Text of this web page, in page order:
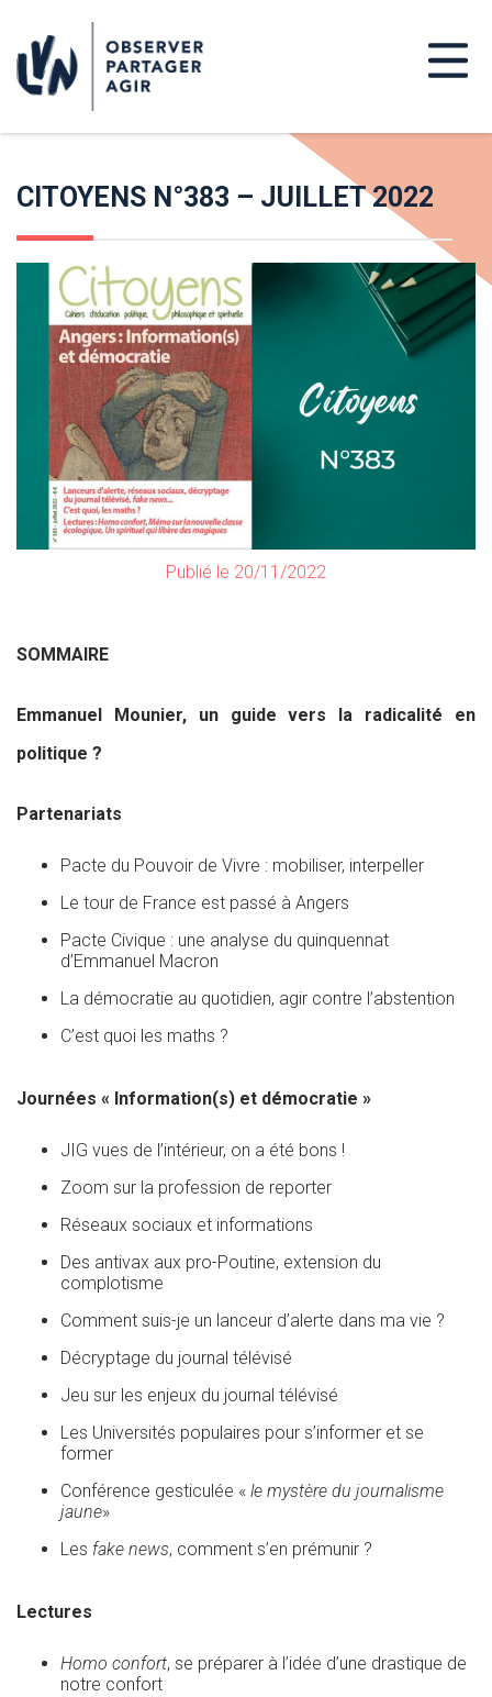
CITOYENS N°383 – JUILLET 2022
Publié le 20/11/2022
SOMMAIRE
Emmanuel Mounier, un guide vers la radicalité en
politique ?
Partenariats
Pacte du Pouvoir de Vivre : mobiliser, interpeller
Le tour de France est passé à Angers
Pacte Civique : une analyse du quinquennat
d’Emmanuel Macron
La démocratie au quotidien, agir contre l’abstention
C’est quoi les maths ?
Journées « Information(s) et démocratie »
JIG vues de l’intérieur, on a été bons !
Zoom sur la profession de reporter
Réseaux sociaux et informations
Des antivax aux pro-Poutine, extension du
complotisme
Comment suis-je un lanceur d’alerte dans ma vie ?
Décryptage du journal télévisé
Jeu sur les enjeux du journal télévisé
Les Universités populaires pour s’informer et se
former
Conférence gesticulée « le mystère du journalisme
jaune»
Les fake news, comment s’en prémunir ?
Lectures
Homo confort, se préparer à l’idée d’une drastique de
notre confort